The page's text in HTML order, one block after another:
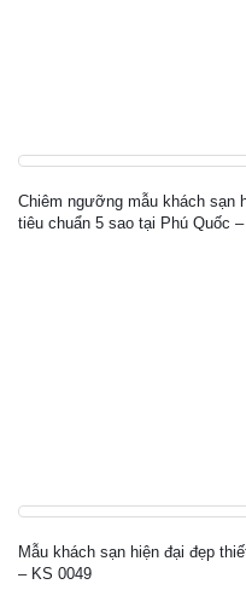
Chiêm ngưỡng mẫu khách sạn
tiêu chuẩn 5 sao tại Phú Quốc
Mẫu khách sạn hiện đại đẹp
– KS 0049